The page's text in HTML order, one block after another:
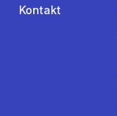
Kontakt